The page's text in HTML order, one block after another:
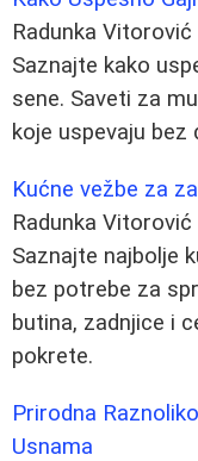
Radunka Vitorović
Saznajte kako
sene. Saveti za
koje uspevaju bez
Kućne vežbe za
Radunka Vitorović
Saznajte najbolje
bez potrebe za
butina, zadnjice i
pokrete.
Prirodna
Usnama